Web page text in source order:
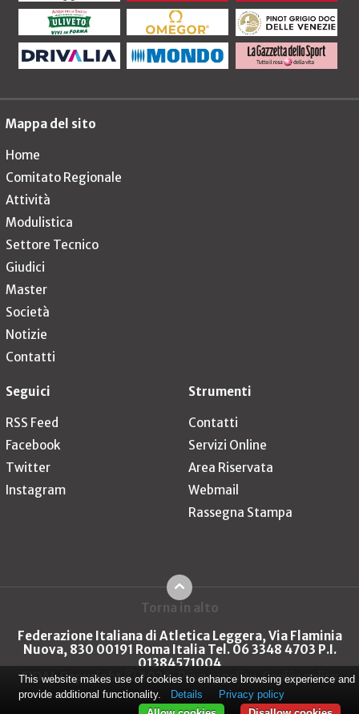
Mappa del sito
Home
Comitato Regionale
Attività
Modulistica
Settore Tecnico
Giudici
Master
Società
Notizie
Contatti
Seguici
RSS Feed
Facebook
Twitter
Instagram
Strumenti
Contatti
Servizi Online
Area Riservata
Webmail
Rassegna Stampa
Torna in alto
Federazione Italiana di Atletica Leggera, Via Flaminia
Nuova, 830 00191 Roma Italia Tel. 06 3348 4703 P.I.
01384571004
FIDAL Copyright © 2026 Privacy policy Cookie policy
This website makes use of cookies to enhance browsing experience and
provide additional functionality.
Details
Privacy policy